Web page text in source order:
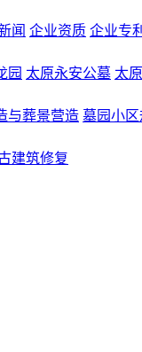
闻 企业资质 企业专利
园 太原永安公墓 太
与葬景营造 墓园小区
建筑修复